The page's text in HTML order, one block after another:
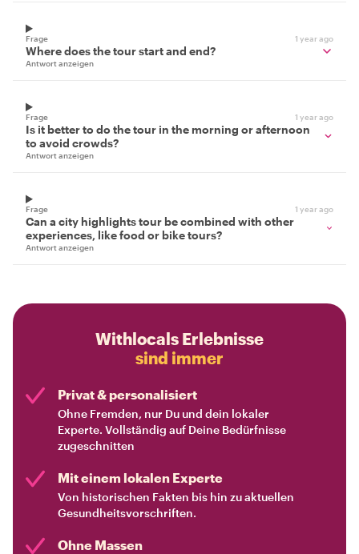
Frage 1 year ago
Where does the tour start and end?
Antwort anzeigen
Frage 1 year ago
Is it better to do the tour in the morning or afternoon
to avoid crowds?
Antwort anzeigen
Frage 1 year ago
Can a city highlights tour be combined with other
experiences, like food or bike tours?
Antwort anzeigen
Withlocals Erlebnisse
sind immer
Privat & personalisiert
Ohne Fremden, nur Du und dein lokaler
Experte. Vollständig auf Deine Bedürfnisse
zugeschnitten
Mit einem lokalen Experte
Von historischen Fakten bis hin zu aktuellen
Gesundheitsvorschriften.
Ohne Massen